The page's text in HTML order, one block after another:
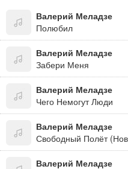
Валерий Меладзе
Полюбил
Валерий Меладзе
Забери Меня
Валерий Меладзе
Чего Немогут Люди
Валерий Меладзе
Валерий Меладзе